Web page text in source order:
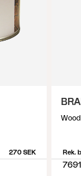
270 SEK Rek.
7691